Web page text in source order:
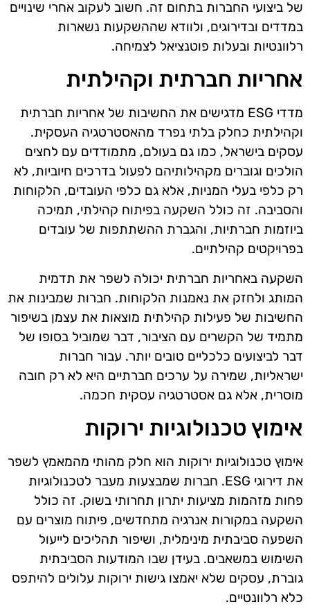
של ביצועי החברות בתחום זה. חשוב לעקוב אחרי שינויים
במדדים ובדירוגים, ולוודא שההשקעות נשארות
רלוונטיות ובעלות פוטנציאל לצמיחה.
אחריות חברתית וקהילתית
מדדי ESG מדגישים את החשיבות של אחריות חברתית
וקהילתית כחלק בלתי נפרד מהאסטרטגיה העסקית.
עסקים בישראל, כמו גם בעולם, מתמודדים עם לחצים
הולכים וגוברים מקהילותיהם לפעול בדרכים חיוביות, לא
רק כלפי בעלי המניות, אלא גם כלפי העובדים, הלקוחות
והסביבה. זה כולל השקעה בפיתוח קהילתי, תמיכה
ביוזמות חברתיות, והגברת ההשתתפות של עובדים
בפרויקטים קהילתיים.
השקעה באחריות חברתית יכולה לשפר את תדמית
המותג ולחזק את נאמנות הלקוחות. חברות שמבינות את
החשיבות של פעילות קהילתית מוצאות את עצמן בשיפור
מתמיד של הקשרים עם הציבור, דבר שמוביל בסופו של
דבר לביצועים כלכליים טובים יותר. עבור חברות
ישראליות, שמירה על ערכים חברתיים היא לא רק חובה
מוסרית, אלא גם אסטרטגיה עסקית חכמה.
אימוץ טכנולוגיות ירוקות
אימוץ טכנולוגיות ירוקות הוא חלק מהותי מהמאמץ לשפר
את דירוגי ESG. חברות שמבצעות מעבר לטכנולוגיות
פחות מזהמות מציעות יתרון תחרותי בשוק. זה כולל
השקעה במקורות אנרגיה מתחדשים, פיתוח מוצרים עם
השפעה סביבתית מינימלית, ושיפור תהליכים לייעול
השימוש במשאבים. בעידן שבו המודעות הסביבתית
גוברת, עסקים שלא יאמצו גישות ירוקות עלולים להיתפס
כלא רלוונטיים.